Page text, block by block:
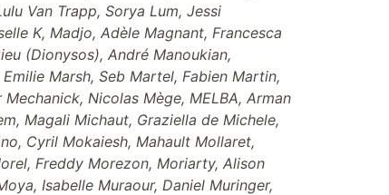
Van Trapp, Sorya Lum, Jessi
K, Madjo, Adèle Magnant, Francesca
(Dionysos), André Manoukian,
Marsh, Seb Martel, Fabien Martin,
Nicolas Mège, MELBA, Arman
Magali Michaut, Graziella de Michele,
Cyril Mokaiesh, Mahault Mollaret,
Freddy Morezon, Moriarty, Alison
Isabelle Muraour, Daniel Muringer,